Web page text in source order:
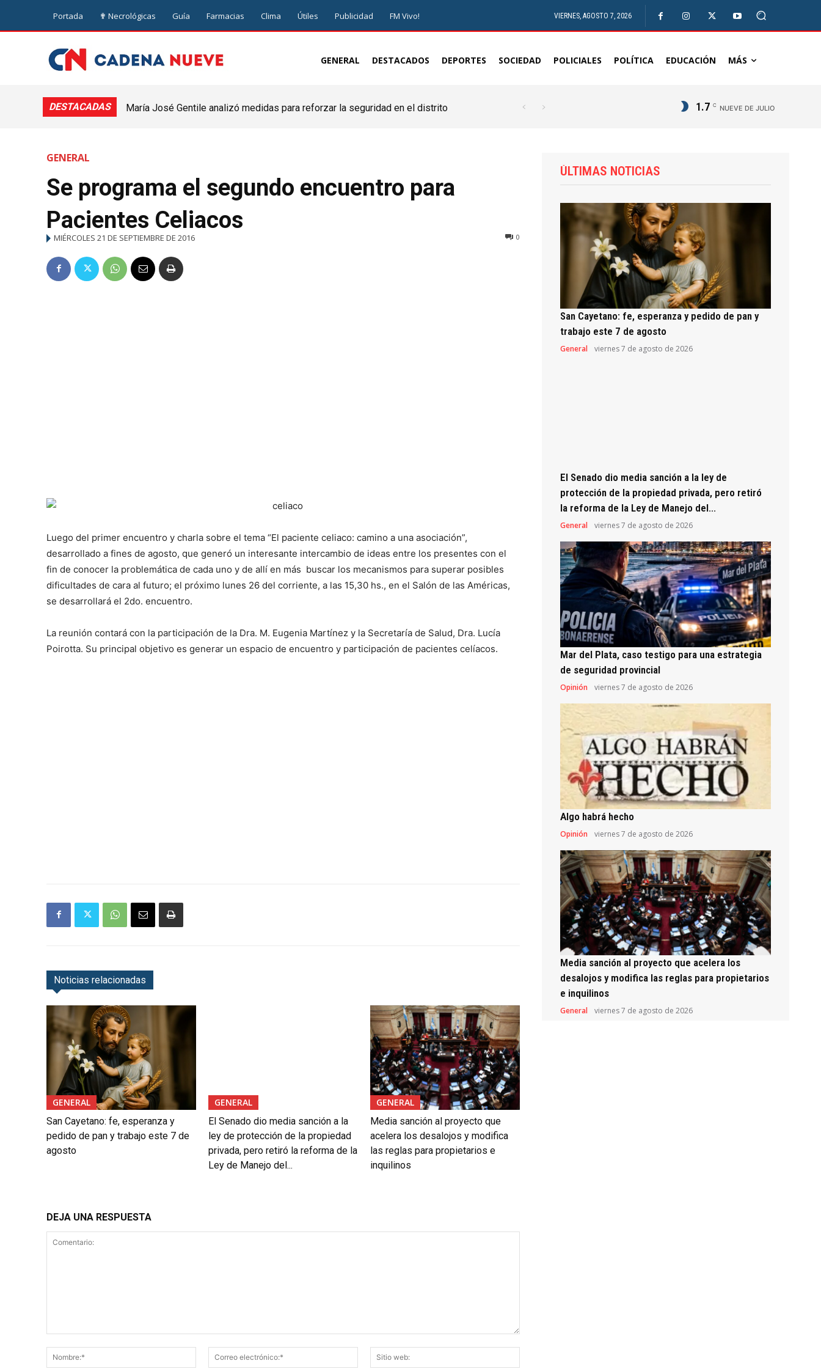
Portada ✟ Necrológicas Guía Farmacias Clima Útiles Publicidad FM Vivo! VIERNES, AGOSTO 7, 2026
GENERAL DESTACADOS DEPORTES SOCIEDAD POLICIALES POLÍTICA EDUCACIÓN MÁS
DESTACADAS
María José Gentile analizó medidas para reforzar la seguridad en el distrito
1.7 C NUEVE DE JULIO
GENERAL
Se programa el segundo encuentro para
Pacientes Celiacos
MIÉRCOLES 21 DE SEPTIEMBRE DE 2016 0
Luego del primer encuentro y charla sobre el tema “El paciente celiaco: camino a una asociación”,
desarrollado a fines de agosto, que generó un interesante intercambio de ideas entre los presentes con el
fin de conocer la problemática de cada uno y de allí en más buscar los mecanismos para superar posibles
dificultades de cara al futuro; el próximo lunes 26 del corriente, a las 15,30 hs., en el Salón de las Américas,
se desarrollará el 2do. encuentro.
La reunión contará con la participación de la Dra. M. Eugenia Martínez y la Secretaría de Salud, Dra. Lucía
Poirotta. Su principal objetivo es generar un espacio de encuentro y participación de pacientes celíacos.
Noticias relacionadas
GENERAL
San Cayetano: fe, esperanza y
pedido de pan y trabajo este 7 de
agosto
GENERAL
El Senado dio media sanción a la
ley de protección de la propiedad
privada, pero retiró la reforma de la
Ley de Manejo del...
GENERAL
Media sanción al proyecto que
acelera los desalojos y modifica
las reglas para propietarios e
inquilinos
DEJA UNA RESPUESTA
Nombre:*
Correo
electrónico:*
web:
ÚLTIMAS NOTICIAS
San Cayetano: fe, esperanza y pedido de pan y
trabajo este 7 de agosto
General viernes 7 de agosto de 2026
El Senado dio media sanción a la ley de
protección de la propiedad privada, pero retiró
la reforma de la Ley de Manejo del...
General viernes 7 de agosto de 2026
Mar del Plata, caso testigo para una estrategia
de seguridad provincial
Opinión viernes 7 de agosto de 2026
Algo habrá hecho
Opinión viernes 7 de agosto de 2026
Media sanción al proyecto que acelera los
desalojos y modifica las reglas para propietarios
e inquilinos
General viernes 7 de agosto de 2026